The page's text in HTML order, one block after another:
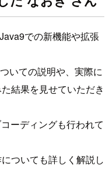
での新機能や拡張
いての説明や、実際に
結果を見せていただき
ーディングも行われて
ついても詳しく解説し